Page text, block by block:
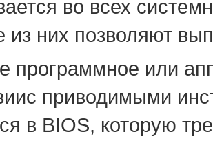
во всех
из них позволяют
программное или
приводимыми
в BIOS, которую